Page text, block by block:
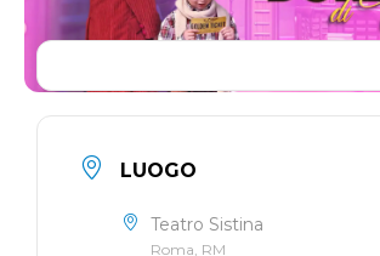
LUOGO
Teatro Sistina
Roma, RM